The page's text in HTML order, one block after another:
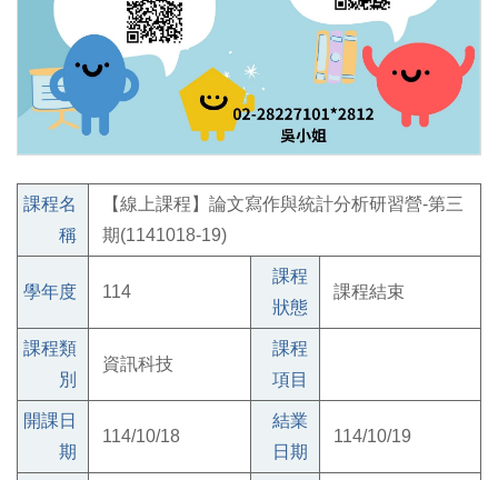
課程名
稱
【線上課程】論文寫作與統計分析研習營-第三
期(1141018-19)
學年度 114
課程
狀態
課程結束
課程類
別
資訊科技
課程
項目
開課日
期
114/10/18
結業
日期
114/10/19